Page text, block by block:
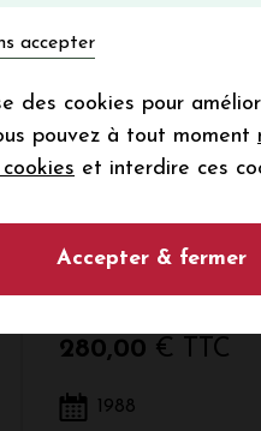
accepter
des cookies pour
pouvez à tout moment
et interdire ces
Accepter & fermer
Vins du monde
Rouge - Bordeaux -
280,00 € TTC
1988
En